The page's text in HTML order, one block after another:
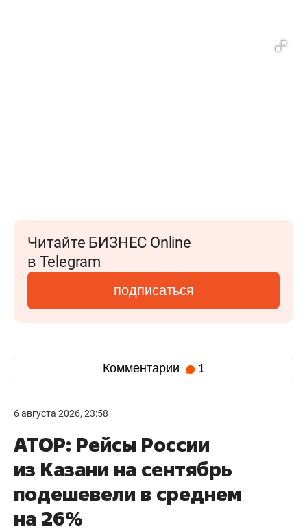
Читайте БИЗНЕС Online
в Telegram
подписаться
Комментарии 1
6 августа 2026, 23:58
АТОР: Рейсы России
из Казани на сентябрь
подешевели в среднем
на 26%